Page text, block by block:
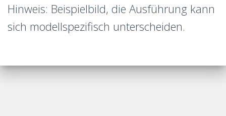
Hinweis: Beispielbild, die Ausführung kann
sich modellspezifisch unterscheiden.